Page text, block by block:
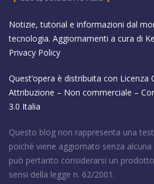
Notizie, tutorial e informazioni dal
tecnologia. Aggiornamenti a cura di
Privacy Policy
Quest’opera è distribuita con Licenza
Attribuzione – Non commerciale –
3.0 Italia
Questo blog non rappresenta una
poiché viene aggiornato senza
può pertanto considerarsi un
sensi della legge n. 62/2001.